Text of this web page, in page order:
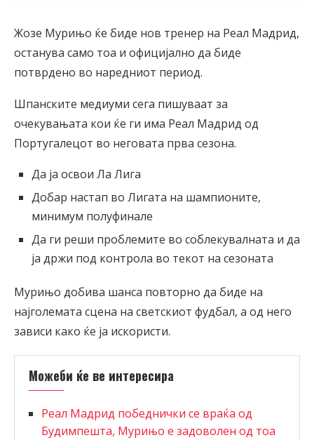
Жозе Мурињо ќе биде нов тренер на Реал Мадрид,
останува само тоа и официјално да биде
потврдено во наредниот период.
Шпанските медиуми сега пишуваат за
очекувањата кои ќе ги има Реал Мадрид од
Португалецот во неговата прва сезона.
Да ја освои Ла Лига
Добар настап во Лигата на шампионите,
минимум полуфинале
Да ги реши проблемите во соблекувалната и да
ја држи под контрола во текот на сезоната
Мурињо добива шанса повторно да биде на
најголемата сцена на светскиот фудбал, а од него
зависи како ќе ја искористи.
Можеби ќе ве интересира
Реал Мадрид победнички се враќа од
Будимпешта, Мурињо е задоволен од тоа